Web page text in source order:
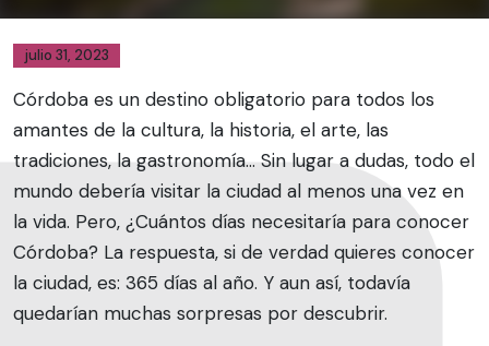
julio 31, 2023
Córdoba es un destino obligatorio para todos los
amantes de la cultura, la historia, el arte, las
tradiciones, la gastronomía… Sin lugar a dudas, todo el
mundo debería visitar la ciudad al menos una vez en
la vida. Pero, ¿Cuántos días necesitaría para conocer
Córdoba? La respuesta, si de verdad quieres conocer
la ciudad, es: 365 días al año. Y aun así, todavía
quedarían muchas sorpresas por descubrir.